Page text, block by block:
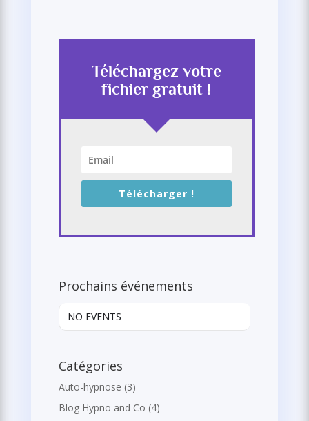
Téléchargez votre
fichier gratuit !
Télécharger !
Prochains événements
NO EVENTS
Catégories
Auto-hypnose (3)
Blog Hypno and Co (4)